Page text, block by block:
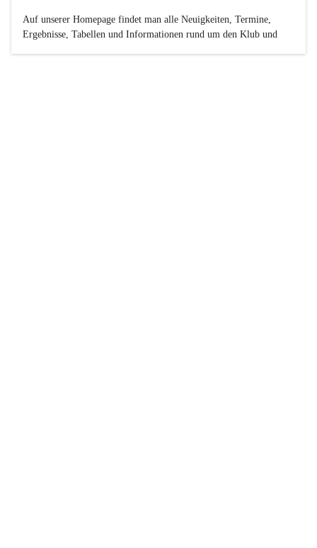
Auf unserer Homepage findet man alle Neuigkeiten, Termine,
Ergebnisse, Tabellen und Informationen rund um den Klub und